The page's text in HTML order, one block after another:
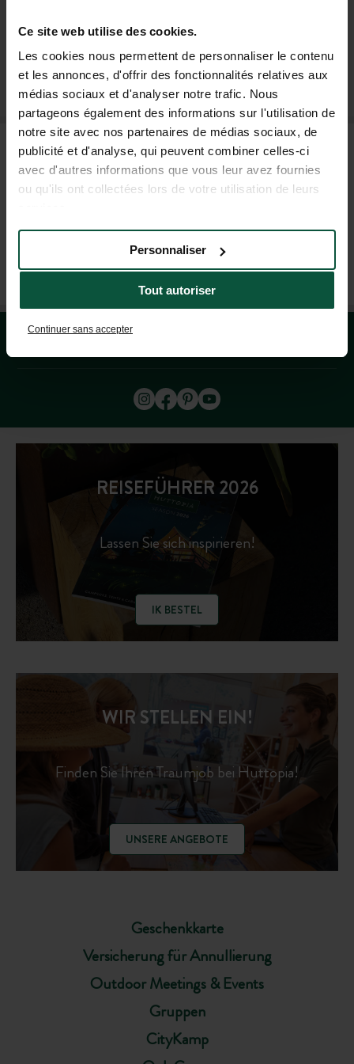
Ce site web utilise des cookies.
Les cookies nous permettent de personnaliser le contenu
et les annonces, d'offrir des fonctionnalités relatives aux
médias sociaux et d'analyser notre trafic. Nous
partageons également des informations sur l'utilisation de
notre site avec nos partenaires de médias sociaux, de
publicité et d'analyse, qui peuvent combiner celles-ci
avec d'autres informations que vous leur avez fournies
ou qu'ils ont collectées lors de votre utilisation de leurs
Tout autoriser
Personnaliser
Continuer sans accepter
MICH FÜR DEN NEWSLETTER ANMELDEN
HÄUFIG GESTELLTE FRAGEN
+49 392 9267 8201
(MO - FR: 9.00 - 18.00 UHR; SA: 09.00 - 17.00 UHR)
REISEFÜHRER 2026
Lassen Sie sich inspirieren!
IK BESTEL
Geschenkkarte
Versicherung für Annullierung
Outdoor Meetings & Events
Gruppen
CityKamp
WIR STELLEN EIN!
Finden Sie Ihren Traumjob bei Huttopia!
UNSERE ANGEBOTE